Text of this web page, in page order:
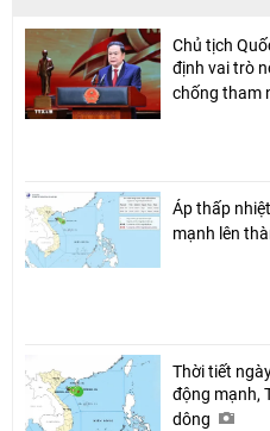
Chủ tịch
định vai trò
chống tham
Áp thấp
mạnh lên
Thời tiết
động mạnh,
dông